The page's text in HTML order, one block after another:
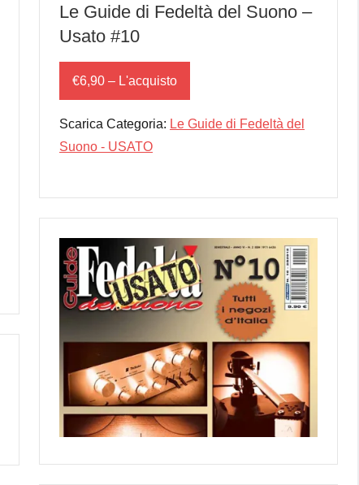
Le Guide di Fedeltà del Suono –
Usato #10
€6,90 – L'acquisto
Scarica Categoria: Le Guide di Fedeltà del
Suono - USATO